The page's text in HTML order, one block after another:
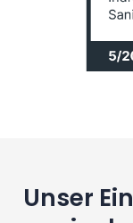
Unser